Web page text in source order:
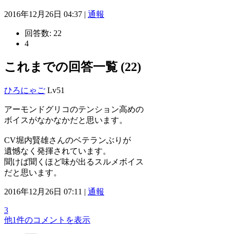
2016年12月26日 04:37 | 通報
回答数: 22
4
これまでの回答一覧 (22)
ひろにゃご Lv51
アーモンドグリコのテンション高めの
ボイスがなかなかだと思います。
CV堀内賢雄さんのベテランぶりが
遺憾なく発揮されています。
聞けば聞くほど味が出るスルメボイス
だと思います。
2016年12月26日 07:11 | 通報
3
他1件のコメントを表示